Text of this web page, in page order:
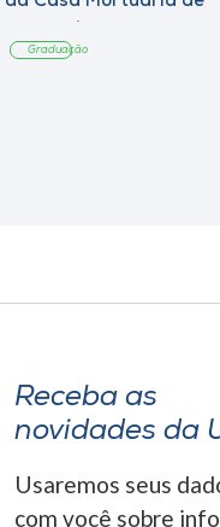
Graduação
Receba as
novidades da
Usaremos seus
com você sobre